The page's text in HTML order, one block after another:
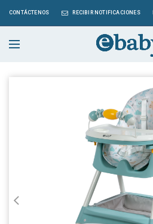
CONTÁCTENOS RECIBIR NOTIFICACIONES